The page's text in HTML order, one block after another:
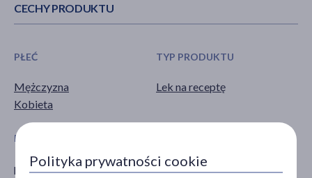
CECHY PRODUKTU
PŁEĆ
Mężczyzna
Kobieta
TYP PRODUKTU
Lek na receptę
POSTAĆ
proszek
doustne
Polityka prywatności cookie